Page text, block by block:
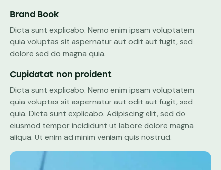
Brand Book
Dicta sunt explicabo. Nemo enim ipsam voluptatem
quia voluptas sit aspernatur aut odit aut fugit, sed
dolore sed do magna quia.
Cupidatat non proident
Dicta sunt explicabo. Nemo enim ipsam voluptatem
quia voluptas sit aspernatur aut odit aut fugit, sed
quia. Dicta sunt explicabo. Adipiscing elit, sed do
eiusmod tempor incididunt ut labore dolore magna
aliqua. Ut enim ad minim veniam quis nostrud.